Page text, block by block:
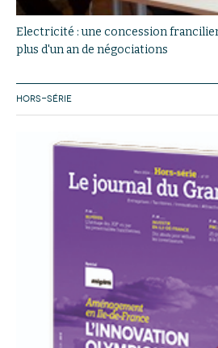
Electricité : une concession
plus d'un an de négociations
HORS-SÉRIE